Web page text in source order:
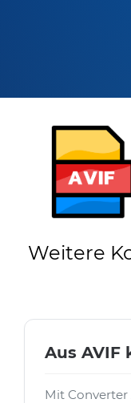
Weitere
Aus AVIF
Mit